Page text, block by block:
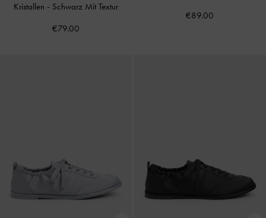
Kristallen - Schwarz Mit Textur
€79.00
€89.00